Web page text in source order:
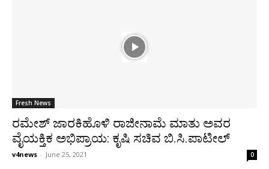
Fresh News
ರಮೇಶ್ ಜಾರಕಿಹೊಳಿ ರಾಜೀನಾಮೆ ಮಾತು ಅವರ
ವೈಯಕ್ತಿಕ ಅಭಿಪ್ರಾಯ: ಕೃಷಿ ಸಚಿವ ಬಿ.ಸಿ.ಪಾಟೀಲ್
v4news - June 25, 2021 0